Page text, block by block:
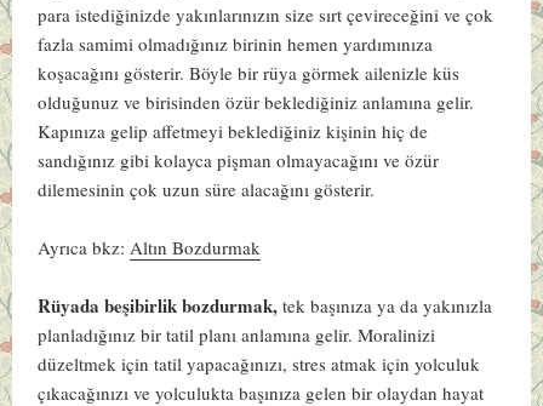
para istediğinizde yakınlarınızın size sırt çevireceğini ve çok
fazla samimi olmadığınız birinin hemen yardımınıza
koşacağını gösterir. Böyle bir rüya görmek ailenizle küs
olduğunuz ve birisinden özür beklediğiniz anlamına gelir.
Kapınıza gelip affetmeyi beklediğiniz kişinin hiç de
sandığınız gibi kolayca pişman olmayacağını ve özür
dilemesinin çok uzun süre alacağını gösterir.
Ayrıca bkz: Altın Bozdurmak
Rüyada beşibirlik bozdurmak, tek başınıza ya da yakınızla
planladığınız bir tatil planı anlamına gelir. Moralinizi
düzeltmek için tatil yapacağınızı, stres atmak için yolculuk
çıkacağınızı ve yolculukta başınıza gelen bir olaydan hayat